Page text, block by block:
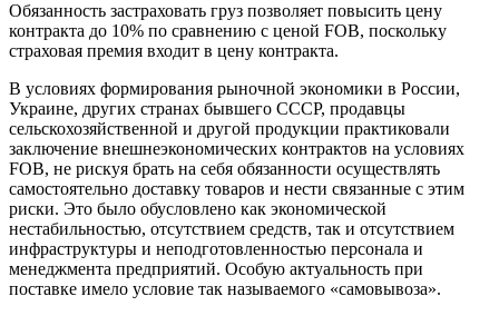
Обязанность застраховать груз позволяет повысить цену
контракта до 10% по сравнению с ценой FOB, поскольку
страховая премия входит в цену контракта.
В условиях формирования рыночной экономики в России,
Украине, других странах бывшего СССР, продавцы
сельскохозяйственной и другой продукции практиковали
заключение внешнеэкономических контрактов на условиях
FOB, не рискуя брать на себя обязанности осуществлять
самостоятельно доставку товаров и нести связанные с этим
риски. Это было обусловлено как экономической
нестабильностью, отсутствием средств, так и отсутствием
инфраструктуры и неподготовленностью персонала и
менеджмента предприятий. Особую актуальность при
поставке имело условие так называемого «самовывоза».